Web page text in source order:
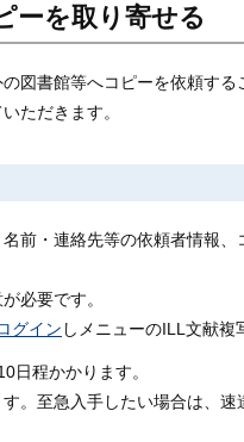
ーを取り寄せる
図書館等へコピーを依頼する
ただきます。
前・連絡先等の依頼者情報
必要です。
グイン しメニューのILL文献複
日程かかります。
。至急入手したい場合は、